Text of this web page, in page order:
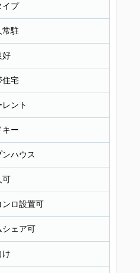
イプ
常駐
好
住宅
ント
キー
ンハウス
可
ンロ設置可
シェア可
け